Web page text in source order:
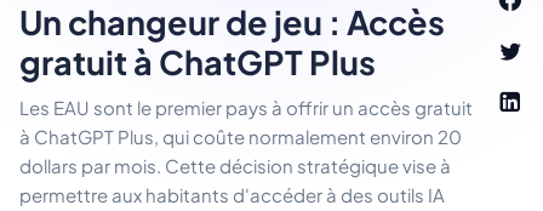
Un changeur de jeu : Accès
gratuit à ChatGPT Plus
Les EAU sont le premier pays à offrir un accès gratuit
à ChatGPT Plus, qui coûte normalement environ 20
dollars par mois. Cette décision stratégique vise à
permettre aux habitants d'accéder à des outils IA